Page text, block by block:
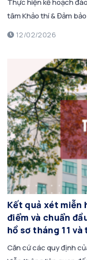
Thực hiện kế hoạch
tâm Khảo thí & Đảm
Phòng Giáo vụ đang
12/02/2026
Kết quả xét miễn
điểm và chuẩn
hồ sơ tháng 11
Căn cứ các quy định